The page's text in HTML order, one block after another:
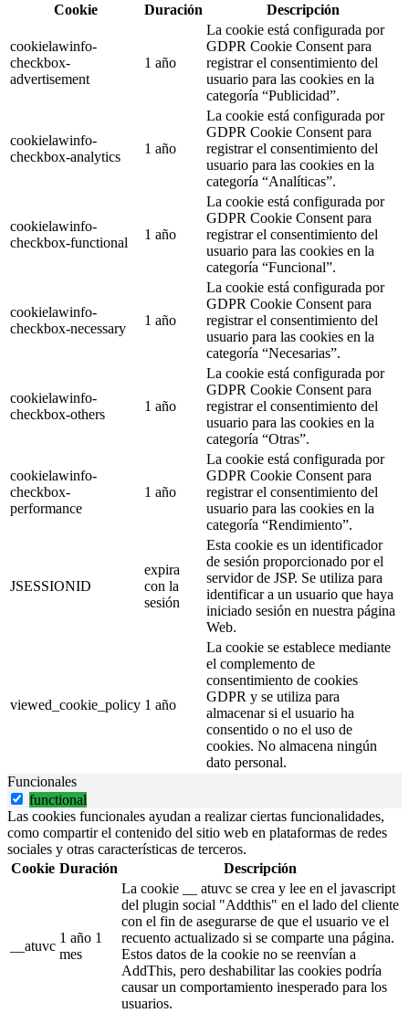
Cookie
Duración Descripción
cookielawinfo-
checkbox-
advertisement
1 año
La cookie está configurada por
GDPR Cookie Consent para
registrar el consentimiento del
usuario para las cookies en la
categoría “Publicidad”.
cookielawinfo-
checkbox-analytics
1 año
La cookie está configurada por
GDPR Cookie Consent para
registrar el consentimiento del
usuario para las cookies en la
categoría “Analíticas”.
cookielawinfo-
checkbox-functional
1 año
La cookie está configurada por
GDPR Cookie Consent para
registrar el consentimiento del
usuario para las cookies en la
categoría “Funcional”.
cookielawinfo-
checkbox-necessary
1 año
La cookie está configurada por
GDPR Cookie Consent para
registrar el consentimiento del
usuario para las cookies en la
categoría “Necesarias”.
cookielawinfo-
checkbox-others
1 año
La cookie está configurada por
GDPR Cookie Consent para
registrar el consentimiento del
usuario para las cookies en la
categoría “Otras”.
cookielawinfo-
checkbox-
performance
1 año
La cookie está configurada por
GDPR Cookie Consent para
registrar el consentimiento del
usuario para las cookies en la
categoría “Rendimiento”.
JSESSIONID
expira
con la
sesión
Esta cookie es un identificador
de sesión proporcionado por el
servidor de JSP. Se utiliza para
identificar a un usuario que haya
iniciado sesión en nuestra página
Web.
viewed_cookie_policy 1 año
La cookie se establece mediante
el complemento de
consentimiento de cookies
GDPR y se utiliza para
almacenar si el usuario ha
consentido o no el uso de
cookies. No almacena ningún
dato personal.
Funcionales
functional
Las cookies funcionales ayudan a realizar ciertas funcionalidades,
como compartir el contenido del sitio web en plataformas de redes
sociales y otras características de terceros.
Cookie Duración Descripción
__atuvc
1 año 1
mes
La cookie __ atuvc se crea y lee en el javascript
del plugin social "Addthis" en el lado del cliente
con el fin de asegurarse de que el usuario ve el
recuento actualizado si se comparte una página.
Estos datos de la cookie no se reenvían a
AddThis, pero deshabilitar las cookies podría
causar un comportamiento inesperado para los
usuarios.